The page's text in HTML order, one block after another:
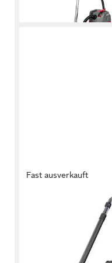
in 2-3 Werktagen bei dir
Fast ausverkauft
Nass-Trocken-Sauger
mtl. in 48 Raten
in 2-3 Werktagen bei dir